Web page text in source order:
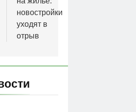
новостройки
уходят в
отрыв